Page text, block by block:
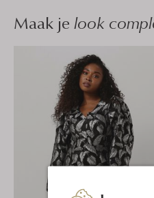
Maak je look